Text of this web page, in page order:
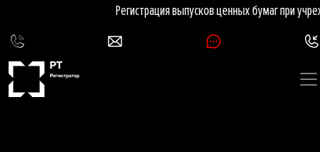
Регистрация выпусков ценных бумаг при